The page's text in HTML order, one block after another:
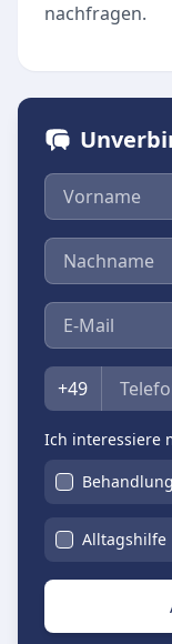
nachfragen.
Vorname
Nachname
E-Mail
Telefon
+49
Ich interessiere
Alltagshilfe